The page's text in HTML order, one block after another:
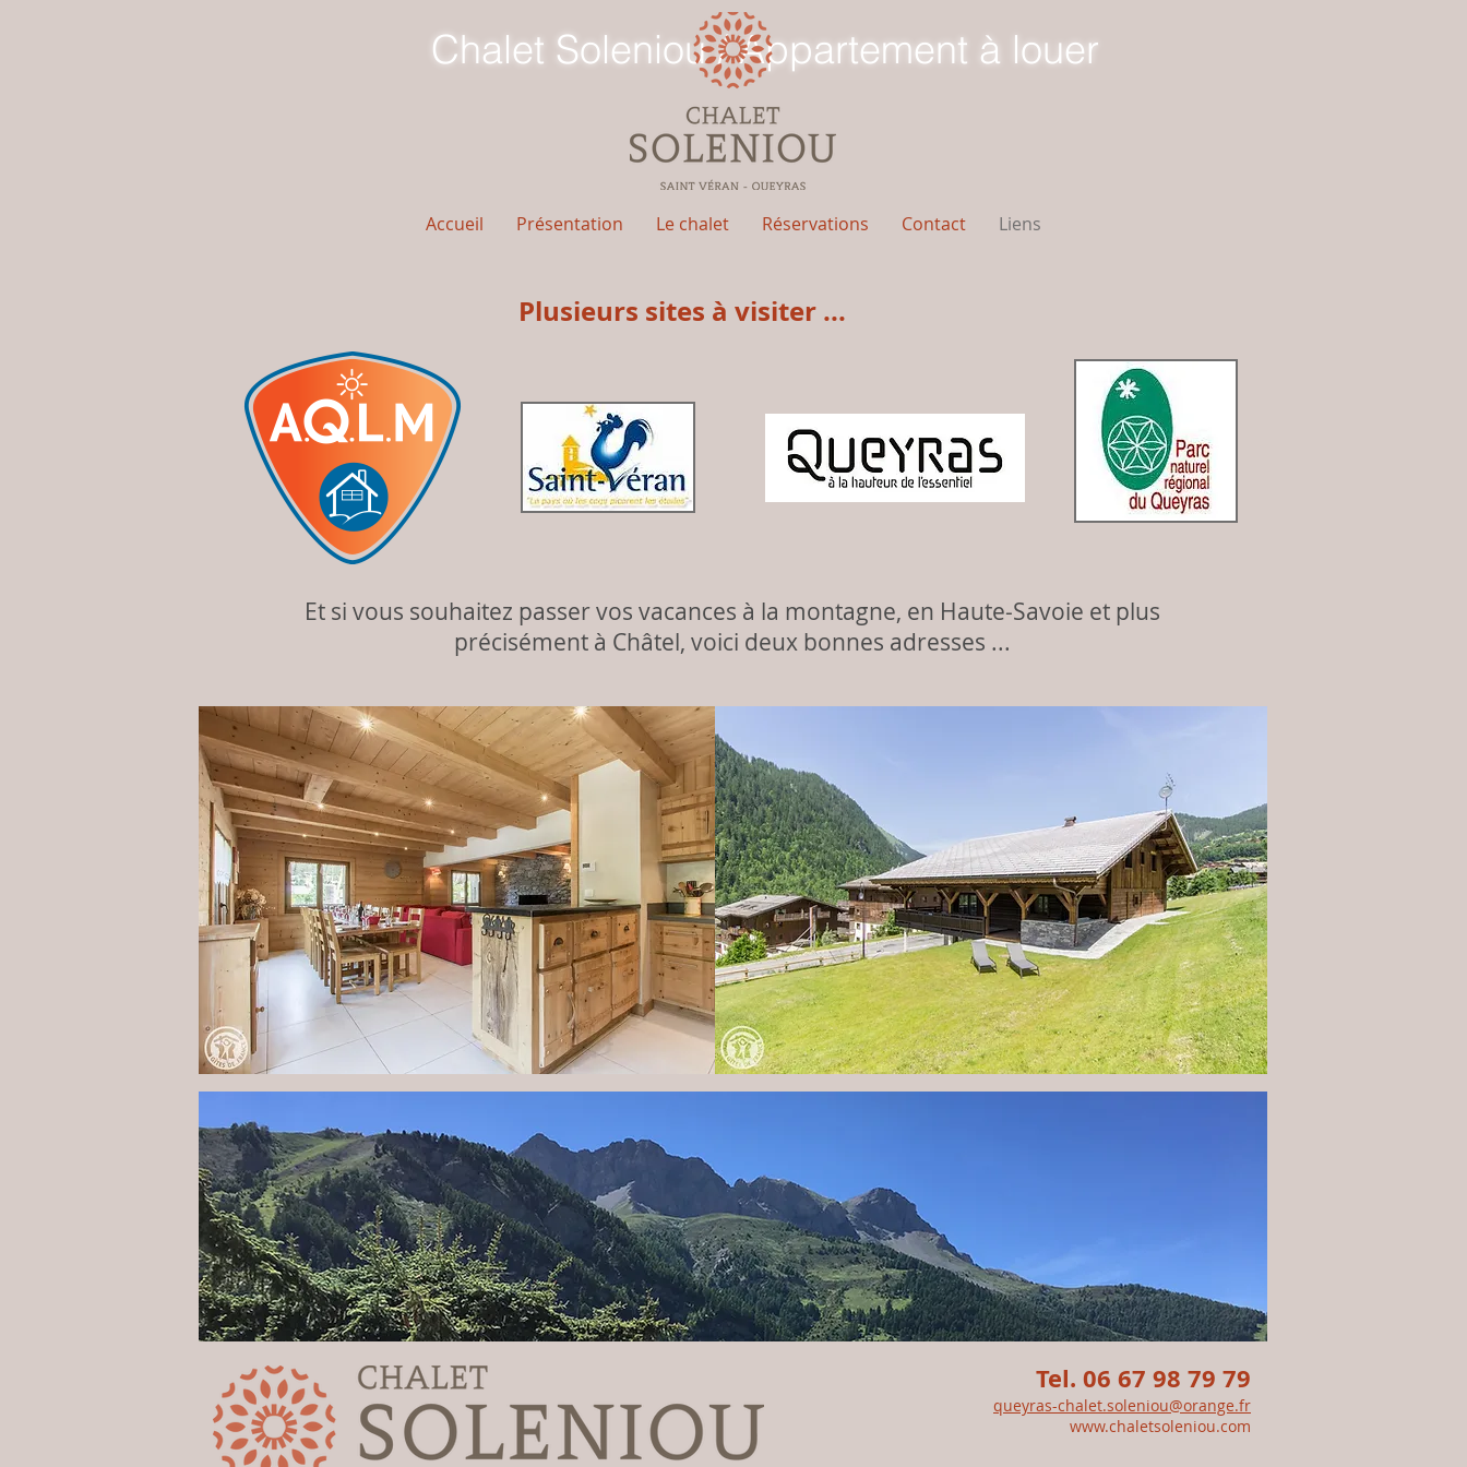
Accueil Présentation Le chalet Réservations Contact Liens
Chalet Soleniou / Appartement à louer
Plusieurs sites à visiter ...
Et si vous souhaitez passer vos vacances à la montagne, en Haute-Savoie et plus
précisément à Châtel, voici deux bonnes adresses ...
Tel. 06 67 98 79 79
queyras-chalet.soleniou@orange.fr
www.chaletsoleniou.com